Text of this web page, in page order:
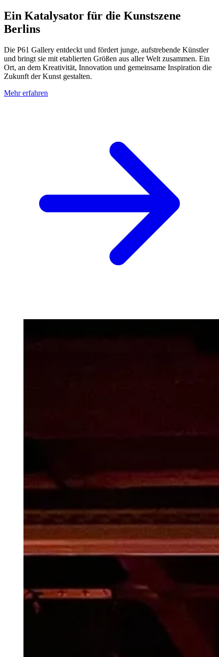
Ein Katalysator für die Kunstszene
Berlins
Die P61 Gallery entdeckt und fördert junge, aufstrebende Künstler
und bringt sie mit etablierten Größen aus aller Welt zusammen. Ein
Ort, an dem Kreativität, Innovation und gemeinsame Inspiration die
Zukunft der Kunst gestalten.
Mehr erfahren